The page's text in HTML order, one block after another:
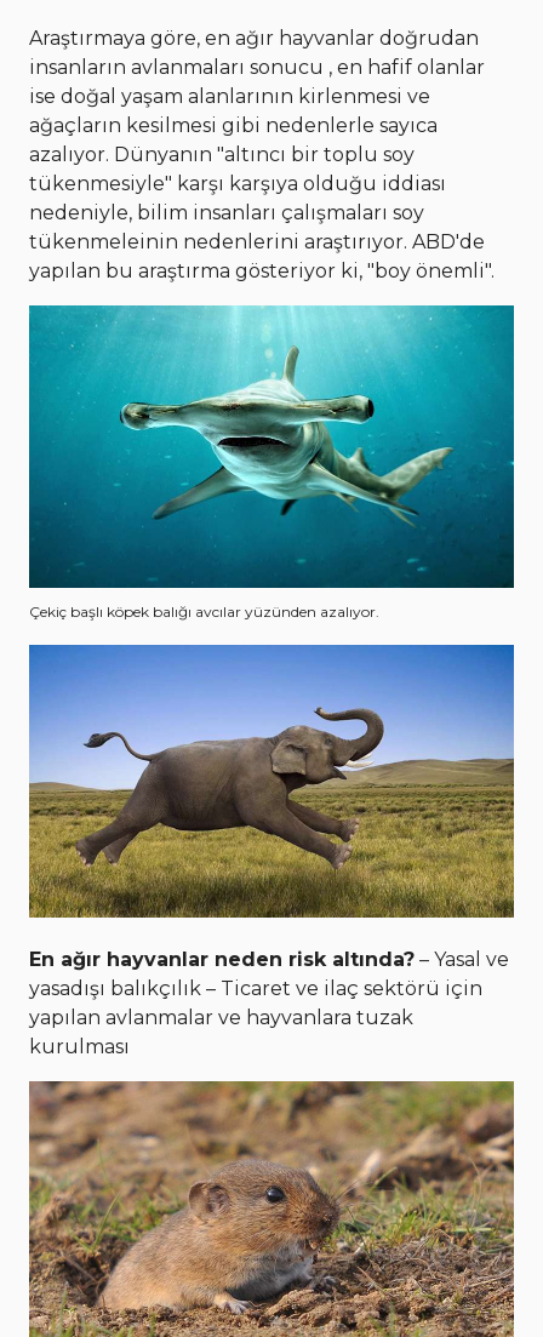
Araştırmaya göre, en ağır hayvanlar doğrudan
insanların avlanmaları sonucu , en hafif olanlar
ise doğal yaşam alanlarının kirlenmesi ve
ağaçların kesilmesi gibi nedenlerle sayıca
azalıyor. Dünyanın "altıncı bir toplu soy
tükenmesiyle" karşı karşıya olduğu iddiası
nedeniyle, bilim insanları çalışmaları soy
tükenmeleinin nedenlerini araştırıyor. ABD'de
yapılan bu araştırma gösteriyor ki, "boy önemli".
Çekiç başlı köpek balığı avcılar yüzünden azalıyor.
En ağır hayvanlar neden risk altında? – Yasal ve
yasadışı balıkçılık – Ticaret ve ilaç sektörü için
yapılan avlanmalar ve hayvanlara tuzak
kurulması